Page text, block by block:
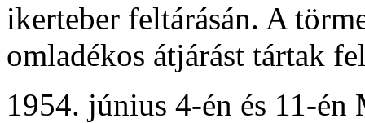
ikerteber feltárásán. A
omladékos átjárást tártak
1954. június 4-én és 11-